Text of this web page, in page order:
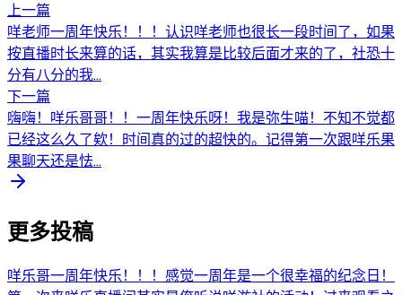
上一篇
咩老师一周年快乐！！！认识咩老师也很长一段时间了，如果
按直播时长来算的话，其实我算是比较后面才来的了，社恐十
分有八分的我...
下一篇
嗨嗨！咩乐哥哥！！一周年快乐呀！我是弥生喵！不知不觉都
已经这么久了欸！时间真的过的超快的。记得第一次跟咩乐果
果聊天还是怯...
更多投稿
咩乐哥一周年快乐！！！感觉一周年是一个很幸福的纪念日！